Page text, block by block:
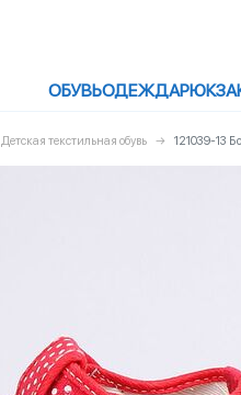
ОБУВЬОДЕЖДА
Детская текстильная обувь 121039-13